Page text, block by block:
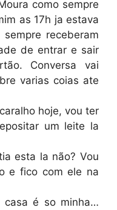
como sempre
as 17h ja estava
receberam
de entrar e sair
Conversa vai
varias coias ate
hoje, vou ter
um leite la
esta la não? Vou
e fico com ele na
casa é so minha…